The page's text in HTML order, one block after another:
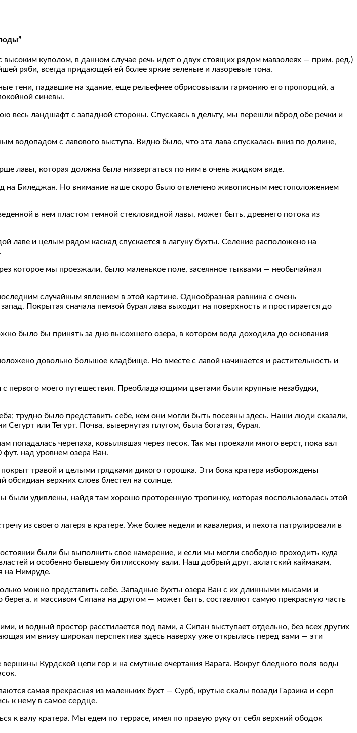
куполом, в данном случае речь идет о двух стоящих рядом мавзолеях — прим. ред.)
ряби, всегда придающей ей более яркие зеленые и лазоревые тона.
тени, падавшие на здание, еще рельефнее обрисовывали гармонию его пропорций, а
синевы.
весь ландшафт с западной стороны. Спускаясь в дельту, мы перешли вброд обе речки и
водопадом с лавового выступа. Видно было, что эта лава спускалась вниз по долине,
лавы, которая должна была низвергаться по ним в очень жидком виде.
Биледжан. Но внимание наше скоро было отвлечено живописным местоположением
в нем пластом темной стекловидной лавы, может быть, древнего потока из
лаве и целым рядом каскад спускается в лагуну бухты. Селение расположено на
которое мы проезжали, было маленькое поле, засеянное тыквами — необычайная
случайным явлением в этой картине. Однообразная равнина с очень
Покрытая сначала пемзой бурая лава выходит на поверхность и простирается до
было бы принять за дно высохшего озера, в котором вода доходила до основания
довольно большое кладбище. Но вместе с лавой начинается и растительность и
первого моего путешествия. Преобладающими цветами были крупные незабудки,
трудно было представить себе, кем они могли быть посеяны здесь. Наши люди сказали,
или Тегурт. Почва, вывернутая плугом, была богатая, бурая.
черепаха, ковылявшая через песок. Так мы проехали много верст, пока вал
над уровнем озера Ван.
травой и целыми грядками дикого горошка. Эти бока кратера изборождены
обсидиан верхних слоев блестел на солнце.
удивлены, найдя там хорошо проторенную тропинку, которая воспользовалась этой
из своего лагеря в кратере. Уже более недели и кавалерия, и пехота патрулировали в
были бы выполнить свое намерение, и если мы могли свободно проходить куда
и особенно бывшему битлисскому вали. Наш добрый друг, ахлатский каймакам,
на Нимруде.
можно представить себе. Западные бухты озера Ван с их длинными мысами и
и массивом Сипана на другом — может быть, составляют самую прекрасную часть
и водный простор расстилается под вами, а Сипан выступает отдельно, без всех других
им внизу широкая перспектива здесь наверху уже открылась перед вами — эти
Курдской цепи гор и на смутные очертания Варага. Вокруг бледного поля воды
самая прекрасная из маленьких бухт — Сурб, крутые скалы позади Гарзика и серп
к нему в самое сердце.
к валу кратера. Мы едем по террасе, имея по правую руку от себя верхний ободок